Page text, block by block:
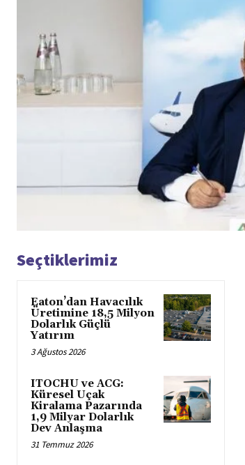
Seçtiklerimiz
Eaton’dan Havacılık
Üretimine 18,5 Milyon
Dolarlık Güçlü
Yatırım
3 Ağustos 2026
ITOCHU ve ACG:
Küresel Uçak
Kiralama Pazarında
1,9 Milyar Dolarlık
Dev Anlaşma
31 Temmuz 2026